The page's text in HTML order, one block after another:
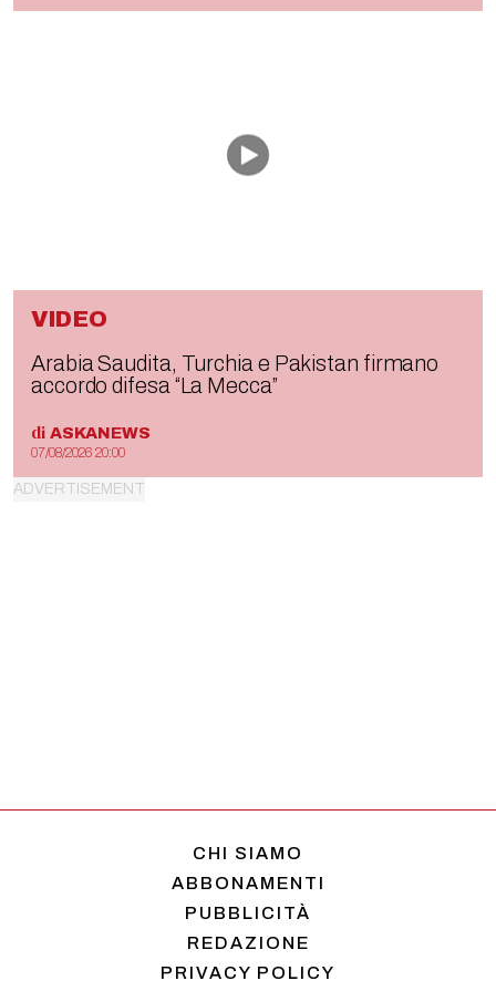
VIDEO
Arabia Saudita, Turchia e Pakistan firmano
accordo difesa “La Mecca”
di ASKANEWS
07/08/2026 20:00
CHI SIAMO
ABBONAMENTI
PUBBLICITÀ
REDAZIONE
PRIVACY POLICY